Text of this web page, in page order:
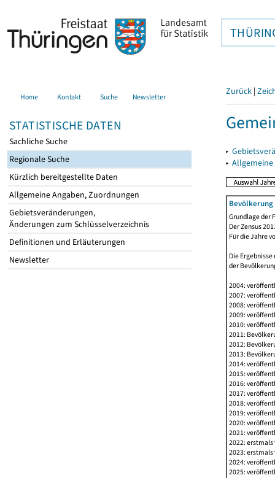
Home Kontakt Suche Newsletter
STATISTISCHE DATEN
Sachliche Suche
Regionale Suche
Kürzlich bereitgestellte Daten
Allgemeine Angaben, Zuordnungen
Gebietsveränderungen,
Änderungen zum Schlüsselverzeichnis
Definitionen und Erläuterungen
Newsletter
Zurück |
▸
▸
Grundlage der
Der Zensus
Für die Jahre
Die
der
2004:
2007:
2008:
2009:
2010:
2011:
2012:
2013:
2014:
2015:
2016:
2017:
2018:
2019:
2020:
2021:
2022:
2023:
2024:
2025: